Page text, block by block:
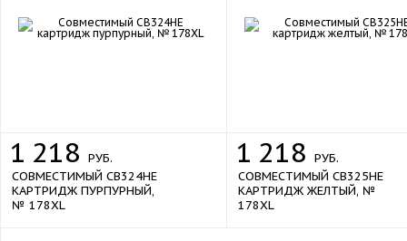
1 218 РУБ.
СОВМЕСТИМЫЙ CB324HE
КАРТРИДЖ ПУРПУРНЫЙ,
№ 178XL
1 218 РУБ.
СОВМЕСТИМЫЙ CB325HE
КАРТРИДЖ ЖЕЛТЫЙ, №
178XL